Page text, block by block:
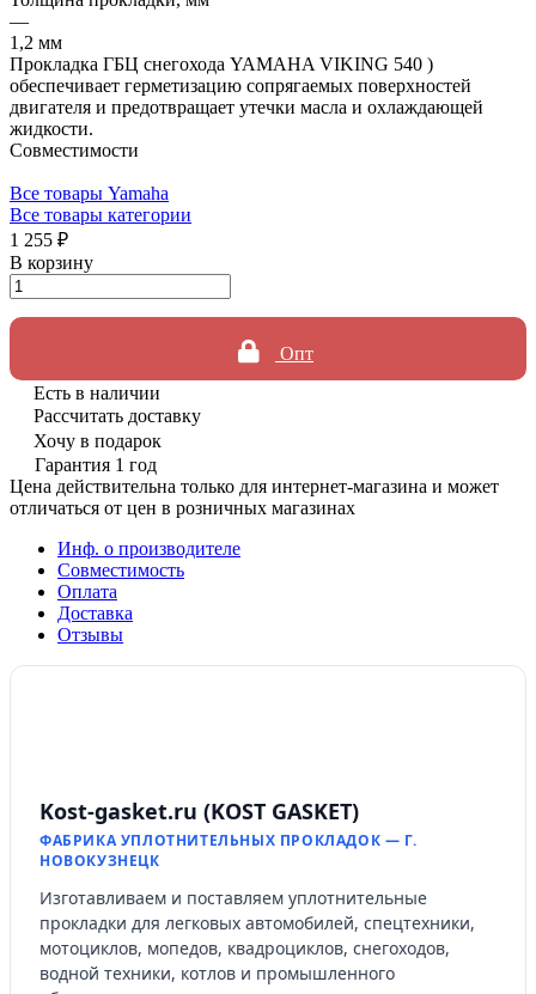
—
1,2 мм
Прокладка ГБЦ снегохода YAMAHA VIKING 540 )
обеспечивает герметизацию сопрягаемых поверхностей
двигателя и предотвращает утечки масла и охлаждающей
жидкости.
Совместимости
Все товары Yamaha
Все товары категории
1 255 ₽
В корзину
Опт
Есть в наличии
Рассчитать доставку
Хочу в подарок
Гарантия 1 год
Цена действительна только для интернет-магазина и может
отличаться от цен в розничных магазинах
Инф. о производителе
Совместимость
Оплата
Доставка
Отзывы
Kost-gasket.ru (KOST GASKET)
ФАБРИКА УПЛОТНИТЕЛЬНЫХ ПРОКЛАДОК — Г.
НОВОКУЗНЕЦК
Изготавливаем и поставляем уплотнительные
прокладки для легковых автомобилей, спецтехники,
мотоциклов, мопедов, квадроциклов, снегоходов,
водной техники, котлов и промышленного